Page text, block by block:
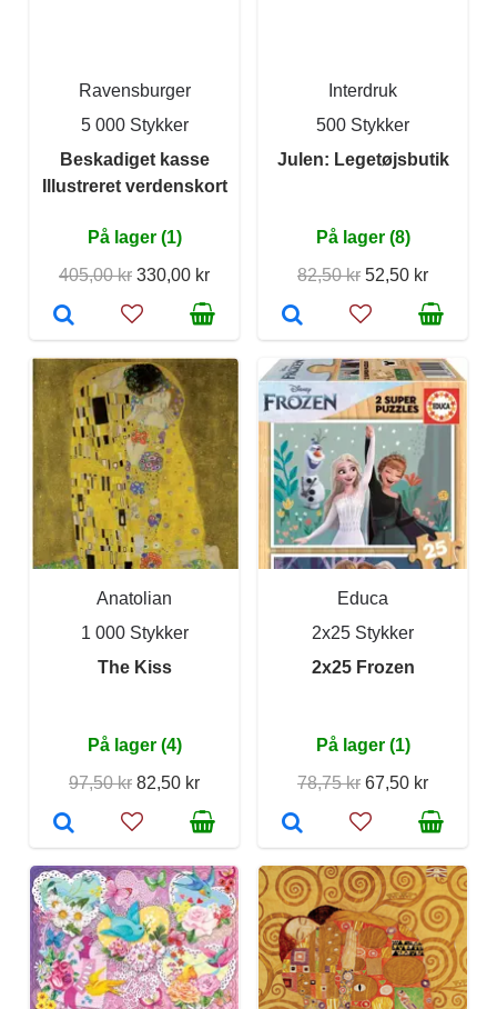
Ravensburger
5 000 Stykker
Beskadiget kasse
Illustreret verdenskort
På lager (1)
405,00 kr 330,00 kr
Interdruk
500 Stykker
Julen: Legetøjsbutik
På lager (8)
82,50 kr 52,50 kr
Anatolian
1 000 Stykker
The Kiss
På lager (4)
97,50 kr 82,50 kr
Educa
2x25 Stykker
2x25 Frozen
På lager (1)
78,75 kr 67,50 kr